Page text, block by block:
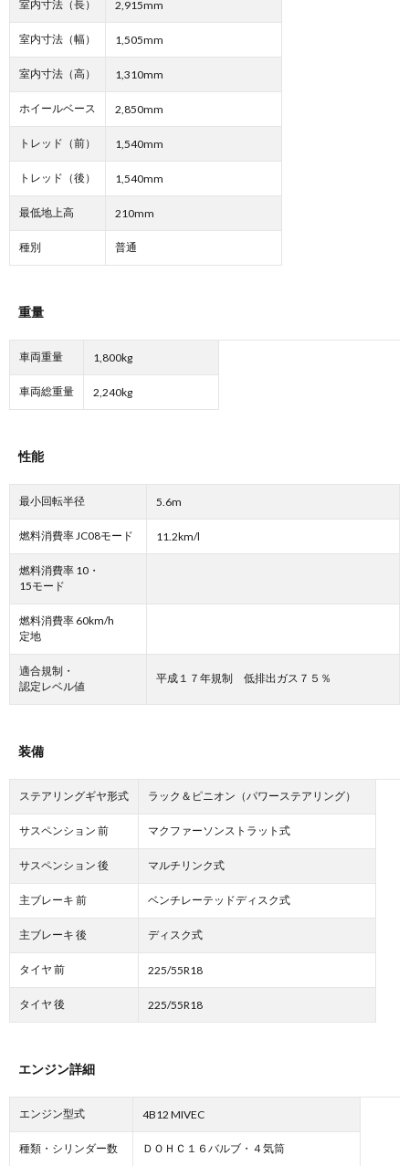
室内寸法（長） 2,915mm
室内寸法（幅） 1,505mm
室内寸法（高） 1,310mm
ホイールベース 2,850mm
トレッド（前） 1,540mm
トレッド（後） 1,540mm
最低地上高 210mm
種別 普通
重量
車両重量 1,800kg
車両総重量 2,240kg
性能
最小回転半径 5.6m
燃料消費率 JC08モード 11.2km/l
燃料消費率 10・
15モード
燃料消費率 60km/h
定地
適合規制・
認定レベル値
平成１７年規制 低排出ガス７５％
装備
ステアリングギヤ形式 ラック＆ピニオン（パワーステアリング）
サスペンション 前 マクファーソンストラット式
サスペンション 後 マルチリンク式
主ブレーキ 前 ベンチレーテッドディスク式
主ブレーキ 後 ディスク式
タイヤ 前 225/55R18
タイヤ 後 225/55R18
エンジン詳細
エンジン型式 4B12 MIVEC
種類・シリンダー数 ＤＯＨＣ１６バルブ・４気筒